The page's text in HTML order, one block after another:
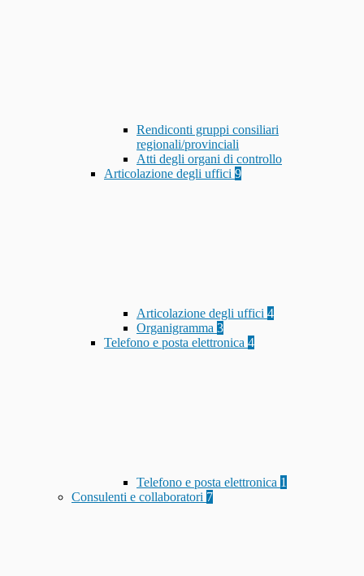
Rendiconti gruppi consiliari
regionali/provinciali
Atti degli organi di controllo
Articolazione degli uffici 9
Articolazione degli uffici 4
Organigramma 3
Telefono e posta elettronica 4
Telefono e posta elettronica 1
Consulenti e collaboratori 7